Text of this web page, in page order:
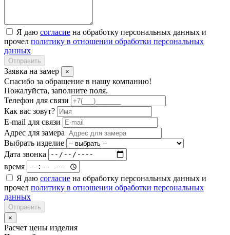
Я даю согласие на обработку персональных данных и
прочел политику в отношении обработки персональных
данных
Отправить
Заявка на замер ×
Спасибо за обращение в нашу компанию!
Пожалуйста, заполните поля.
Телефон для связи
Как вас зовут?
E-mail для связи
Адрес для замера
Выбрать изделие
Дата звонка
время
Я даю согласие на обработку персональных данных и
прочел политику в отношении обработки персональных
данных
Отправить
×
Расчет цены изделия